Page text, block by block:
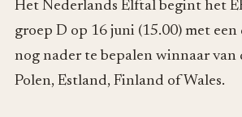
Het Nederlands Elftal begint het
groep D op 16 juni (15.00) met
nog nader te bepalen winnaar van
Polen, Estland, Finland of Wales.